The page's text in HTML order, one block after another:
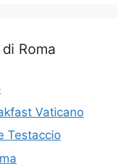
Roma
Vaticano
Testaccio